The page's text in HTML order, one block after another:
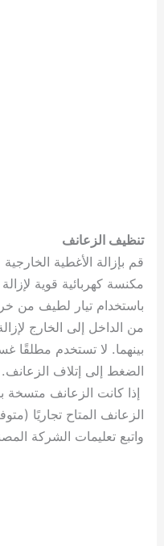
تنظيف الزعانف
قم بإزالة الأغطية
مكنسة كهربائية قوية
باستخدام تيار لطيف من
من الداخل إلى الخارج
بينهما. لا تستخدم مطلقًا
الضغط إلى إتلاف الزعانف.
إذا كانت الزعانف
الزعانف المتاح تجاريًا
واتبع تعليمات الشركة